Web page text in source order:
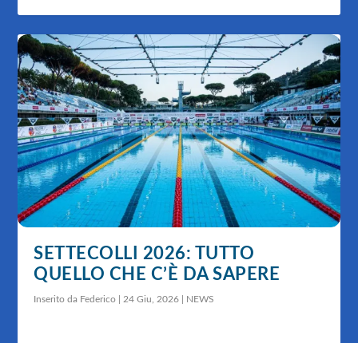
SETTECOLLI 2026: TUTTO
QUELLO CHE C’È DA SAPERE
Inserito da Federico 24 Giu, 2026 NEWS